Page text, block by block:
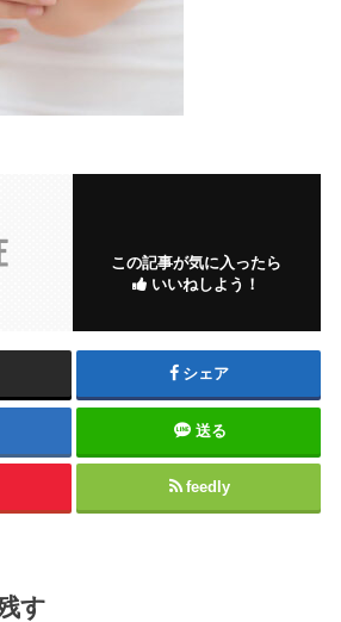
この記事が気に入ったら
いいねしよう！
シェア
送る
feedly
す